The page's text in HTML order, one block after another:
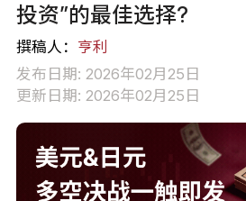
投资”的最佳选择?
撰稿人： 亨利
发布日期: 2026年02月25日
更新日期: 2026年02月25日